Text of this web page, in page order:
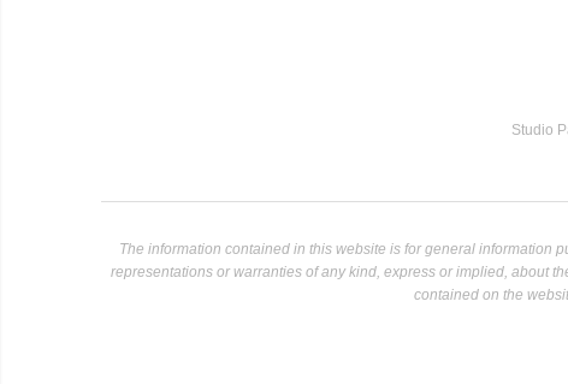
Studio
The information contained in this website is for general information
representations or warranties of any kind, express or implied, about
contained on the